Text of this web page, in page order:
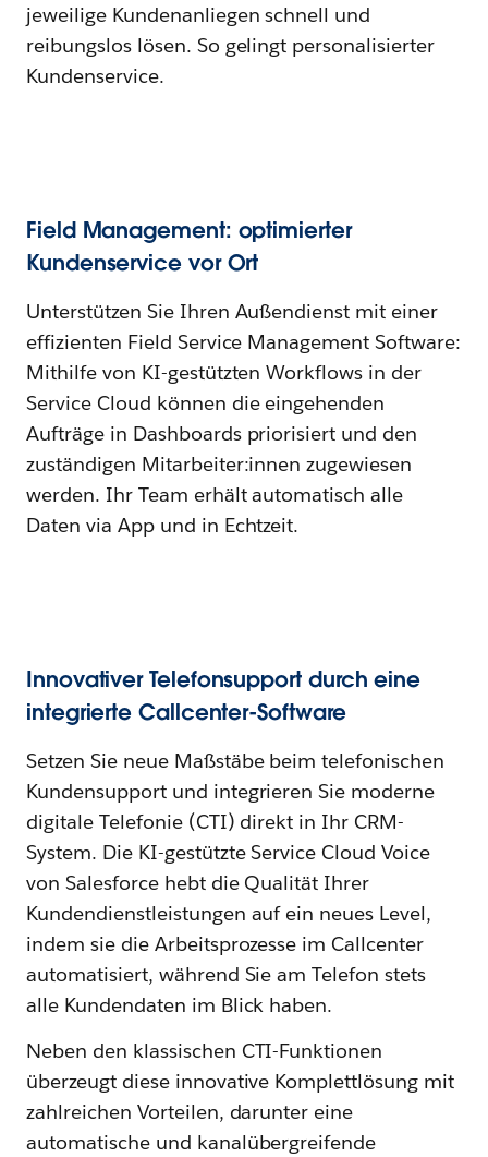
jeweilige Kundenanliegen schnell und
reibungslos lösen. So gelingt personalisierter
Kundenservice.
Field Management: optimierter
Kundenservice vor Ort
Unterstützen Sie Ihren Außendienst mit einer
effizienten Field Service Management Software:
Mithilfe von KI-gestützten Workflows in der
Service Cloud können die eingehenden
Aufträge in Dashboards priorisiert und den
zuständigen Mitarbeiter:innen zugewiesen
werden. Ihr Team erhält automatisch alle
Daten via App und in Echtzeit.
Innovativer Telefonsupport durch eine
integrierte Callcenter-Software
Setzen Sie neue Maßstäbe beim telefonischen
Kundensupport und integrieren Sie moderne
digitale Telefonie (CTI) direkt in Ihr CRM-
System. Die KI-gestützte Service Cloud Voice
von Salesforce hebt die Qualität Ihrer
Kundendienstleistungen auf ein neues Level,
indem sie die Arbeitsprozesse im Callcenter
automatisiert, während Sie am Telefon stets
alle Kundendaten im Blick haben.
Neben den klassischen CTI-Funktionen
überzeugt diese innovative Komplettlösung mit
zahlreichen Vorteilen, darunter eine
automatische und kanalübergreifende